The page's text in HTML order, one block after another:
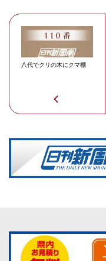
八代でクリの木にクマ棚